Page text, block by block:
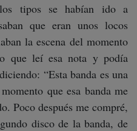
tipos se habían ido a
que eran unos locos
la escena del momento
que leí esa nota y podía
“Esta banda es una
que esa banda me
Poco después me compré,
disco de la banda, de